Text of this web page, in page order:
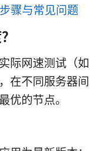
骤与常见问题
际网速测试（如
在不同服务器间
优的节点。